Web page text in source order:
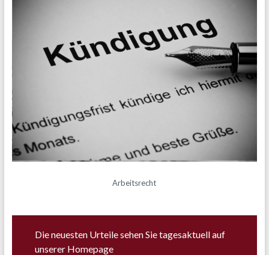
Arbeitsrecht
Die neuesten Urteile sehen Sie tagesaktuell auf
unserer Homepage